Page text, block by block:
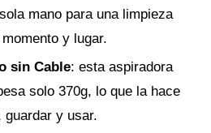
mano para una limpieza
y lugar.
sin Cable: esta aspiradora
solo 370g, lo que la hace
guardar y usar.